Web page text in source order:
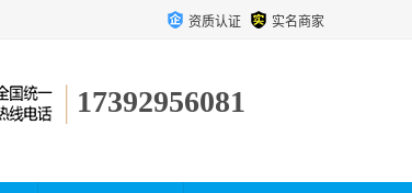
资质认证 实名商家
17392956081